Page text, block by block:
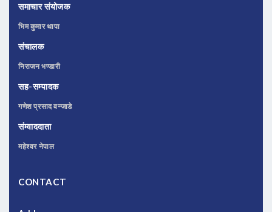
समाचार संयोजक
भिम कुमार थापा
संचालक
निराजन भण्डारी
सह-सम्पादक
गणेश प्रसाद वन्जाडे
संम्वाददाता
महेश्वर नेपाल
CONTACT